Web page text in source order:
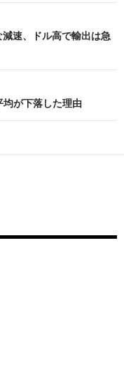
速、ドル高で輸出は急
均が下落した理由